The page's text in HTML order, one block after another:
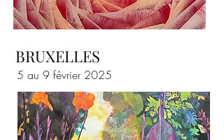
BRUXELLES
5 au 9 février 2025